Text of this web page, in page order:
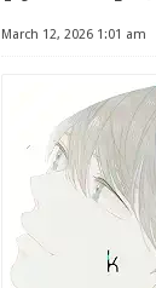
March 12, 2026 1:01 am